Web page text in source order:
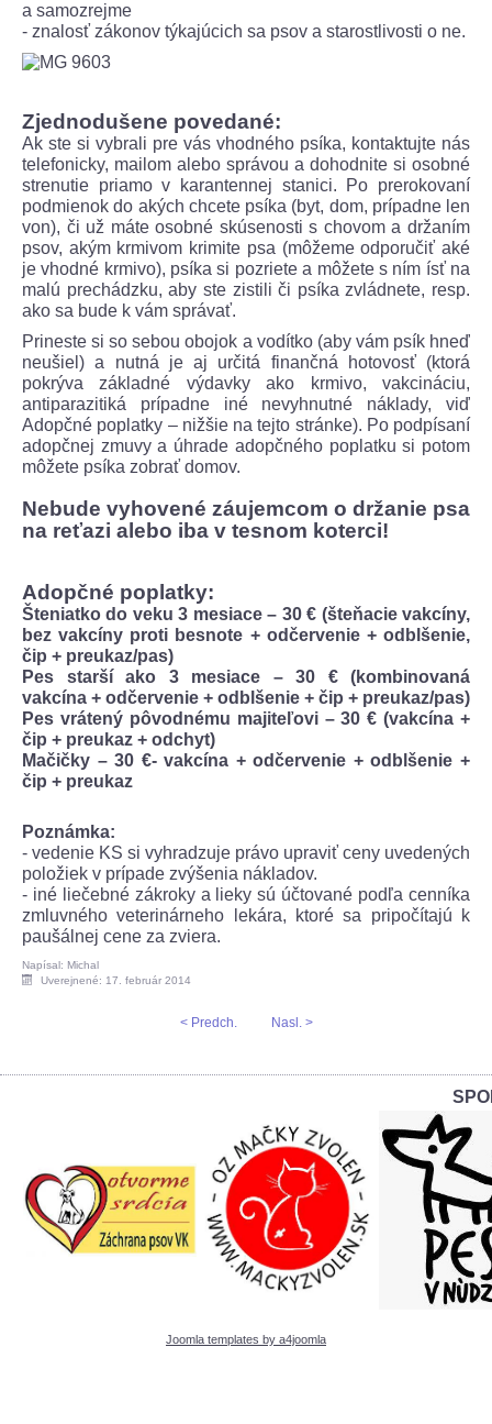
a samozrejme
- znalosť zákonov týkajúcich sa psov a starostlivosti o ne.
Zjednodušene povedané:
Ak ste si vybrali pre vás vhodného psíka, kontaktujte nás
telefonicky, mailom alebo správou a dohodnite si osobné
strenutie priamo v karantennej stanici. Po prerokovaní
podmienok do akých chcete psíka (byt, dom, prípadne len
von), či už máte osobné skúsenosti s chovom a držaním
psov, akým krmivom krimite psa (môžeme odporučiť aké
je vhodné krmivo), psíka si pozriete a môžete s ním ísť na
malú prechádzku, aby ste zistili či psíka zvládnete, resp.
ako sa bude k vám správať.
Prineste si so sebou obojok a vodítko (aby vám psík hneď
neušiel) a nutná je aj určitá finančná hotovosť (ktorá
pokrýva základné výdavky ako krmivo, vakcináciu,
antiparazitiká prípadne iné nevyhnutné náklady, viď
Adopčné poplatky – nižšie na tejto stránke). Po podpísaní
adopčnej zmuvy a úhrade adopčného poplatku si potom
môžete psíka zobrať domov.
Nebude vyhovené záujemcom o držanie psa
na reťazi alebo iba v tesnom koterci!
Adopčné poplatky:
Šteniatko do veku 3 mesiace – 30 € (šteňacie vakcíny,
bez vakcíny proti besnote + odčervenie + odblšenie,
čip + preukaz/pas)
Pes starší ako 3 mesiace – 30 € (kombinovaná
vakcína + odčervenie + odblšenie + čip + preukaz/pas)
Pes vrátený pôvodnému majiteľovi – 30 € (vakcína +
čip + preukaz + odchyt)
Mačičky – 30 €- vakcína + odčervenie + odblšenie +
čip + preukaz
Poznámka:
- vedenie KS si vyhradzuje právo upraviť ceny uvedených
položiek v prípade zvýšenia nákladov.
- iné liečebné zákroky a lieky sú účtované podľa cenníka
zmluvného veterinárneho lekára, ktoré sa pripočítajú k
paušálnej cene za zviera.
Napísal: Michal
Uverejnené: 17. február 2014
< Predch. Nasl. >
Joomla templates by a4joomla